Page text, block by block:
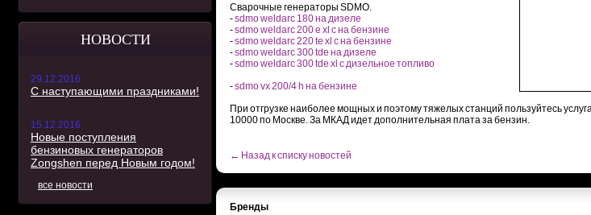
НОВОСТИ
29.12.2016
С наступающими праздниками!
15.12.2016
Новые поступления
бензиновых генераторов
Zongshen перед Новым годом!
все новости
Сварочные генераторы SDMO.
-sdmo weldarc 180 на дизеле
-sdmo weldarc 200 e xl c на бензине
-sdmo weldarc 220 te xl c на бензине
-sdmo weldarc 300 tde на дизеле
-sdmo weldarc 300 tde xl c дизельное топливо
-sdmo vx 200/4 h на бензине
При отгрузке наиболее мощных и поэтому тяжелых станций пользуйтесь
10000 по Москве. За МКАД идет дополнительная плата за бензин.
← Назад к списку новостей
Бренды